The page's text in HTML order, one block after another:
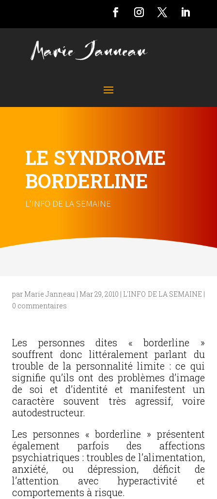
LE SYNDROME
BORDERLINE
L'INFO DE LA SEMAINE
par Marie Janneau | Mar 29, 2010 | L'INFO DE LA SEMAINE |
0 commentaires
Les personnes dites « borderline »
souffrent donc littéralement parlant du
trouble de la personnalité limite : ce qui
signifie qu’ils ont des problèmes d’image
de soi et d’identité et manifestent un
caractère souvent très agressif, voire
autodestructeur.
Les personnes « borderline » présentent
également parfois des affections
psychiatriques : troubles de l’alimentation,
anxiété, ou dépression, déficit de
l’attention avec hyperactivité et
comportements à risque.